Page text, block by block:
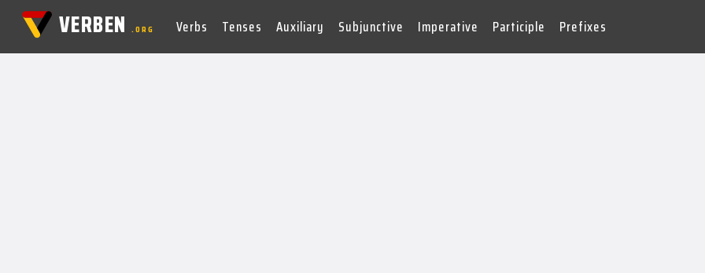
VERBEN.ORG Verbs Tenses Auxiliary Subjunctive Imperative Participle Prefixes